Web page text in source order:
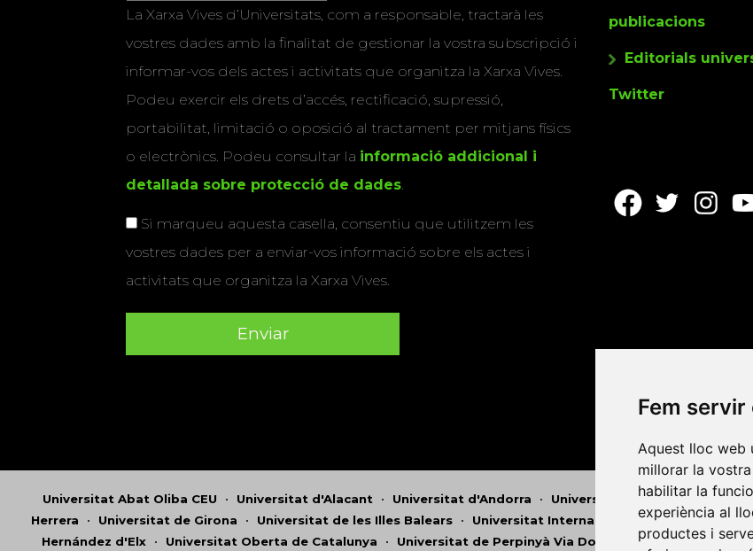
Fem
Aquest lloc web
millorar la
habilitar la
experiència al
productes i
La Xarxa Vives d’Universitats, com a responsable, tractarà les
vostres dades amb la finalitat de gestionar la vostra subscripció i
informar-vos dels actes i activitats que organitza la Xarxa Vives.
Podeu exercir els drets d’accés, rectificació, supressió,
portabilitat, limitació o oposició al tractament per mitjans físics
o electrònics. Podeu consultar la informació addicional i
detallada sobre protecció de dades.
Si marqueu aquesta casella, consentiu que utilitzem les
vostres dades per a enviar-vos informació sobre els actes i
activitats que organitza la Xarxa Vives.
publicacions
Editorials
Twitter
Universitat Abat Oliba CEU • Universitat d'Alacant • Universitat d'Andorra • Universitat Autònoma de
Herrera • Universitat de Girona • Universitat de les Illes Balears • Universitat Internacional de Catalunya•
Hernández d'Elx • Universitat Oberta de Catalunya • Universitat de Perpinyà Via Domitia • Universitat